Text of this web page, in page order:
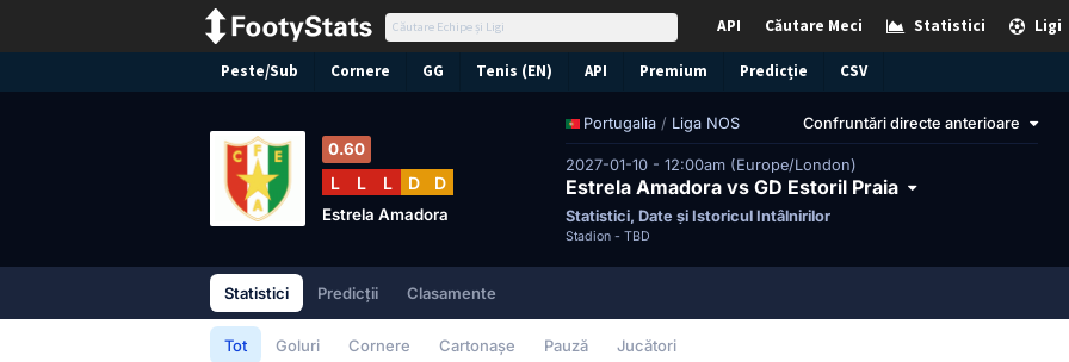
Ligi
Statistici
Căutare Meci
API
Peste/Sub Cornere GG Tenis (EN) API Premium Predicție CSV
Portugalia / Liga NOS Confruntări directe anterioare
2027-01-10 - 12:00am (Europe/London)
Estrela Amadora vs GD Estoril Praia
Statistici, Date și Istoricul Întâlnirilor
Stadion - TBD
0.60
L L L D D
Estrela Amadora
Statistici Predicții Clasamente
Tot Goluri Cornere Cartonașe Pauză Jucători